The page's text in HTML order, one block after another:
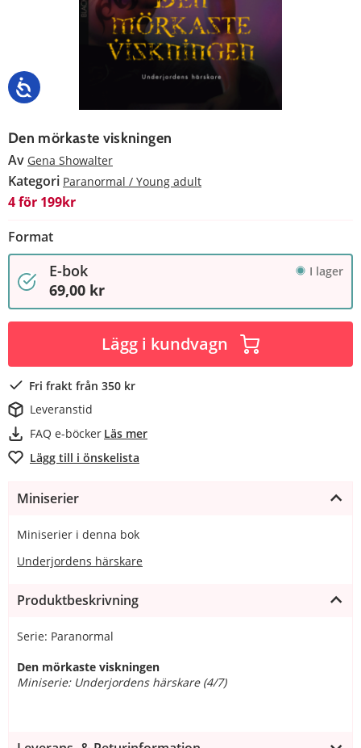
Den mörkaste viskningen
Av Gena Showalter
Kategori Paranormal / Young adult
4 för 199kr
Format
E-bok I lager
69,00 kr
Lägg i kundvagn
Fri frakt från 350 kr
Leveranstid
FAQ e-böcker Läs mer
Lägg till i önskelista
Miniserier
Miniserier i denna bok
Underjordens härskare
Produktbeskrivning
Serie: Paranormal
Den mörkaste viskningen
Miniserie: Underjordens härskare (4/7)